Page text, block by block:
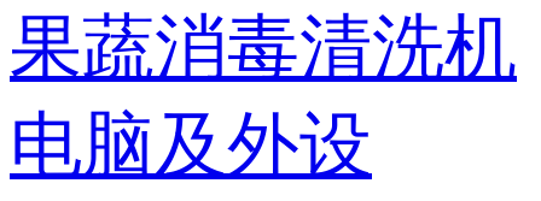
果蔬消毒清洗机
电脑及外设